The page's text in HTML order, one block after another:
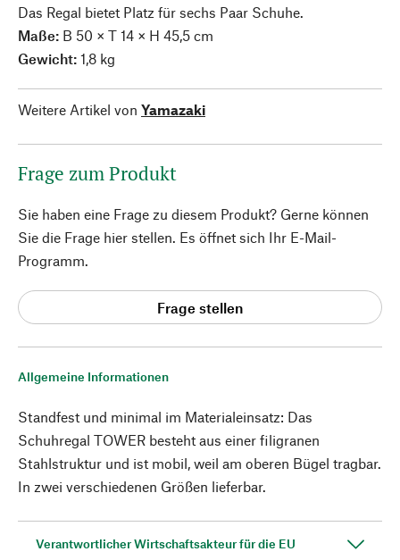
Allgemeine Informationen
Standfest und minimal im Materialeinsatz: Das
Schuhregal TOWER besteht aus einer filigranen
Stahlstruktur und ist mobil, weil am oberen Bügel tragbar.
In zwei verschiedenen Größen lieferbar.
Verantwortlicher Wirtschaftsakteur für die EU
Das Regal bietet Platz für sechs Paar Schuhe.
Maße: B 50 × T 14 × H 45,5 cm
Gewicht: 1,8 kg
Weitere Artikel von Yamazaki
Frage zum Produkt
Sie haben eine Frage zu diesem Produkt? Gerne können
Sie die Frage hier stellen. Es öffnet sich Ihr E-Mail-
Programm.
Frage stellen